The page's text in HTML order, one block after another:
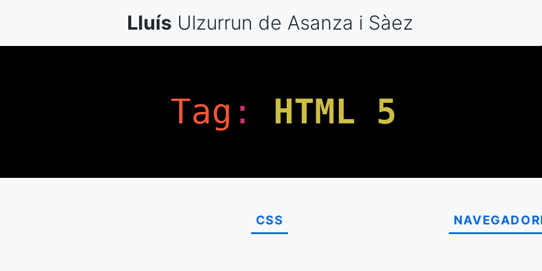
Lluís Ulzurrun de Asanza i Sàez
Tag : HTML 5
CSS